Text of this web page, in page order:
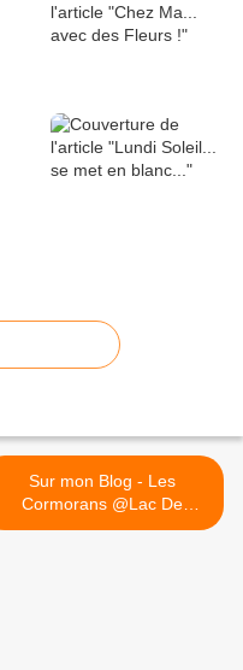
Sur mon Blog - Les
Cormorans @Lac De
Gassicourt >